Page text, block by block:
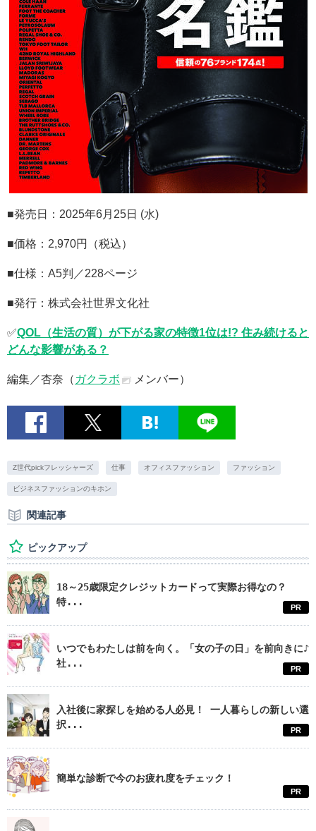
■発売日：2025年6月25日 (水)
■価格：2,970円（税込）
■仕様：A5判／228ページ
■発行：株式会社世界文化社
✅QOL（生活の質）が下がる家の特徴1位は!? 住み続けると
どんな影響がある？
編集／杏奈（ ガクラボ メンバー）
Z世代pickフレッシャーズ 仕事 オフィスファッション ファッション
ビジネスファッションのキホン
関連記事
ピックアップ
18～25歳限定クレジットカードって実際お得なの？
特...
PR
いつでもわたしは前を向く。「女の子の日」を前向きに♪
社...
PR
入社後に家探しを始める人必見！ 一人暮らしの新しい選
択...
PR
簡単な診断で今のお疲れ度をチェック！
PR